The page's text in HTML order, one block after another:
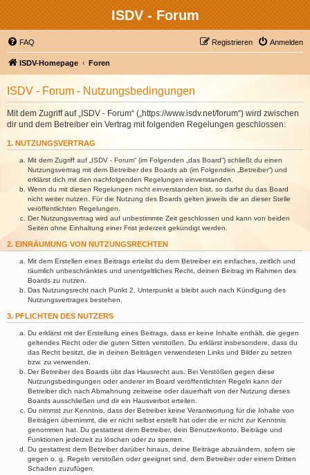
ISDV - Forum
FAQ Anmelden
Registrieren
ISDV-Homepage Foren
ISDV - Forum - Nutzungsbedingungen
Mit dem Zugriff auf „ISDV - Forum“ („https://www.isdv.net/forum“) wird zwischen
dir und dem Betreiber ein Vertrag mit folgenden Regelungen geschlossen:
1. NUTZUNGSVERTRAG
Mit dem Zugriff auf „ISDV - Forum“ (im Folgenden „das Board“) schließt du einen
Nutzungsvertrag mit dem Betreiber des Boards ab (im Folgenden „Betreiber“) und
erklärst dich mit den nachfolgenden Regelungen einverstanden.
Wenn du mit diesen Regelungen nicht einverstanden bist, so darfst du das Board
nicht weiter nutzen. Für die Nutzung des Boards gelten jeweils die an dieser Stelle
veröffentlichten Regelungen.
Der Nutzungsvertrag wird auf unbestimmte Zeit geschlossen und kann von beiden
Seiten ohne Einhaltung einer Frist jederzeit gekündigt werden.
2. EINRÄUMUNG VON NUTZUNGSRECHTEN
Mit dem Erstellen eines Beitrags erteilst du dem Betreiber ein einfaches, zeitlich und
räumlich unbeschränktes und unentgeltliches Recht, deinen Beitrag im Rahmen des
Boards zu nutzen.
Das Nutzungsrecht nach Punkt 2, Unterpunkt a bleibt auch nach Kündigung des
Nutzungsvertrages bestehen.
3. PFLICHTEN DES NUTZERS
Du erklärst mit der Erstellung eines Beitrags, dass er keine Inhalte enthält, die gegen
geltendes Recht oder die guten Sitten verstoßen. Du erklärst insbesondere, dass du
das Recht besitzt, die in deinen Beiträgen verwendeten Links und Bilder zu setzen
bzw. zu verwenden.
Der Betreiber des Boards übt das Hausrecht aus. Bei Verstößen gegen diese
Nutzungsbedingungen oder anderer im Board veröffentlichten Regeln kann der
Betreiber dich nach Abmahnung zeitweise oder dauerhaft von der Nutzung dieses
Boards ausschließen und dir ein Hausverbot erteilen.
Du nimmst zur Kenntnis, dass der Betreiber keine Verantwortung für die Inhalte von
Beiträgen übernimmt, die er nicht selbst erstellt hat oder die er nicht zur Kenntnis
genommen hat. Du gestattest dem Betreiber, dein Benutzerkonto, Beiträge und
Funktionen jederzeit zu löschen oder zu sperren.
Du gestattest dem Betreiber darüber hinaus, deine Beiträge abzuändern, sofern sie
gegen o. g. Regeln verstoßen oder geeignet sind, dem Betreiber oder einem Dritten
Schaden zuzufügen.